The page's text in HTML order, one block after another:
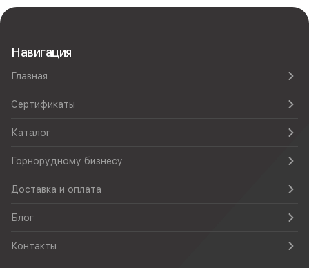
Навигация
Главная
Сертификаты
Каталог
Горнорудному бизнесу
Доставка и оплата
Блог
Контакты